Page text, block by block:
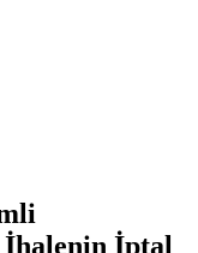
İhalenin İptal